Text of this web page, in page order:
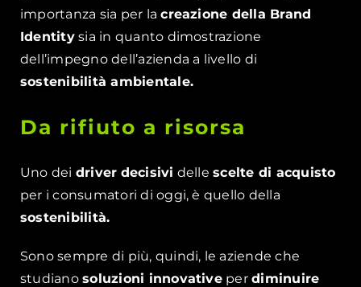
importanza sia per lacreazione della Brand
Identitysia in quanto dimostrazione
dell’impegno dell’azienda a livello di
sostenibilità ambientale.
Da rifiuto a risorsa
Uno dei driver decisivi dellescelte di acquisto
per i consumatori di oggi, è quello della
sostenibilità.
Sono sempre di più, quindi, le aziende che
studianosoluzioni innovativeperdiminuire